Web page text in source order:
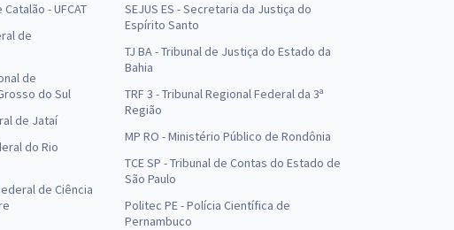
- UFCAT
de
de
do Sul
de Jataí
do Rio
de Ciência
SEJUS ES - Secretaria da Justiça do
Espírito Santo
TJ BA - Tribunal de Justiça do Estado da
Bahia
TRF 3 - Tribunal Regional Federal da 3ª
Região
MP RO - Ministério Público de Rondônia
TCE SP - Tribunal de Contas do Estado de
São Paulo
Politec PE - Polícia Científica de
Pernambuco